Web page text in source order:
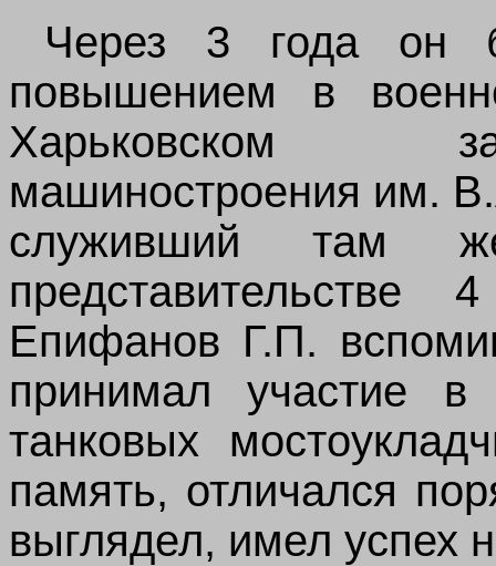
Через 3 года он
повышением в
Харьковском
машиностроения им.
служивший там
Епифанов Г.П.
принимал участие в
танковых
память, отличался
выглядел, имел успех